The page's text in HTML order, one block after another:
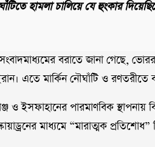
হামলা চালিয়ে যে হুংকার
বরাতে জানা গেছে,
এতে মার্কিন নৌঘাঁটি ও রণতরীতে
ও ইসফাহানের পারমাণবিক স্থাপনায়
মাধ্যমে “মারাত্মক প্রতিশোধ”